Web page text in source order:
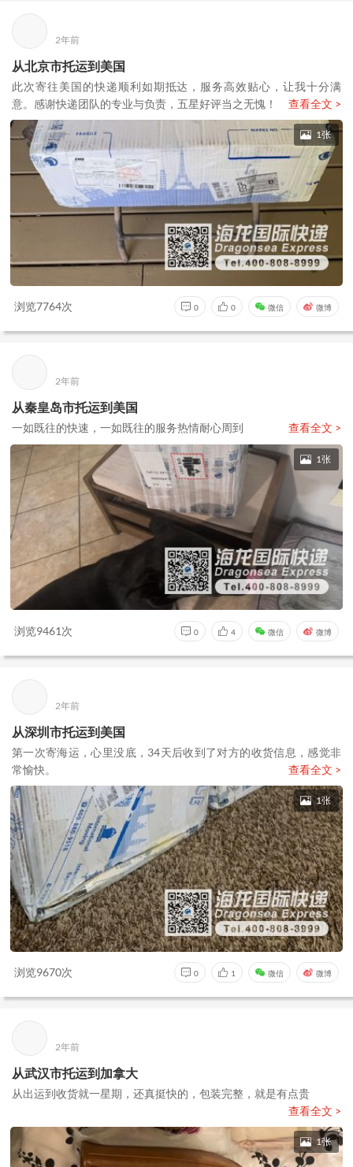
2年前
从北京市托运到美国
此次寄往美国的快递顺利如期抵达，服务高效贴心，让我十分满
意。感谢快递团队的专业与负责，五星好评当之无愧！
查看全文 >
1张
浏览7764次 0 0 微信 微博
2年前
从秦皇岛市托运到美国
一如既往的快速，一如既往的服务热情耐心周到 查看全文 >
1张
浏览9461次 0 4 微信 微博
2年前
从深圳市托运到美国
第一次寄海运，心里没底，34天后收到了对方的收货信息，感觉非
常愉快。
查看全文 >
1张
浏览9670次 0 1 微信 微博
2年前
从武汉市托运到加拿大
从出运到收货就一星期，还真挺快的，包装完整，就是有点贵
查看全文 >
1张